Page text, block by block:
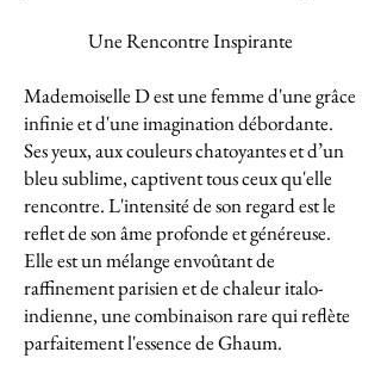
Une Rencontre Inspirante
Mademoiselle D est une femme d'une grâce
infinie et d'une imagination débordante.
Ses yeux, aux couleurs chatoyantes et d’un
bleu sublime, captivent tous ceux qu'elle
rencontre. L'intensité de son regard est le
reflet de son âme profonde et généreuse.
Elle est un mélange envoûtant de
raffinement parisien et de chaleur italo-
indienne, une combinaison rare qui reflète
parfaitement l'essence de Ghaum.